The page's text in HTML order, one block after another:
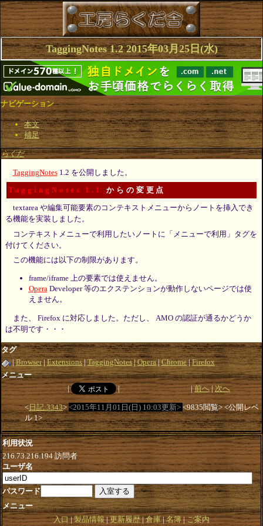
TaggingNotes 1.2 2015年03月25日(水)
ナビゲーション
本文
補足
らくだ
TaggingNotes1.2 を公開しました。
TaggingNotes 1.1 からの変更点
textarea や編集可能要素のコンテキストメニューからノートを挿入でき
る機能を実装しました。
コンテキストメニューで利用したいノートに「メニューで利用」タグを
付けてください。
この機能には以下の制限があります。
frame/iframe 上の要素では使えません。
OperaDeveloper 等のエクステンションが動作しないページでは使
えません。
また、 Firefox に対応しました。ただし、 AMO の認証が通るかどうか
は不明です・・・
タグ
Browser Extensions TaggingNotes Opera Chrome Firefox
メニュー
前へ 次へ
日記:3343 2015年11月01日(日) 10:03更新 9835閲覧
公開レベ
ル 1
利用状況
216.73.216.194訪問者
ユーザ名
パスワード
メニュー
入口 製品情報 更新履歴 倉庫 名簿 ご案内